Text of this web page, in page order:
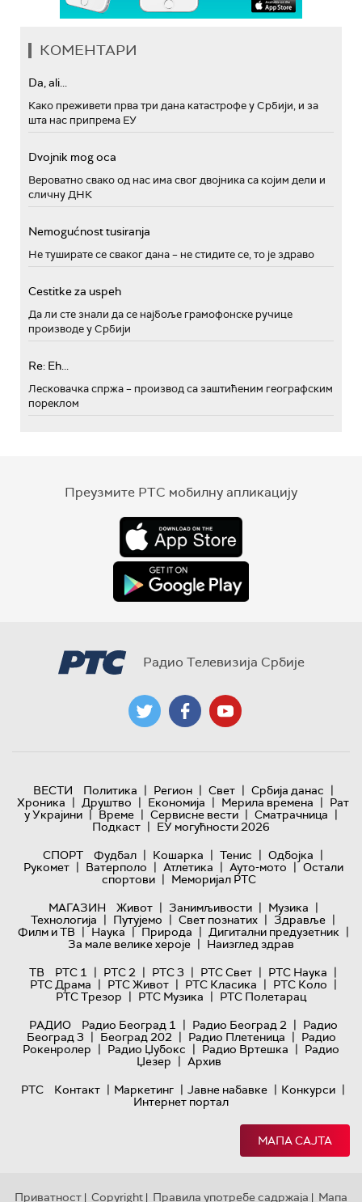
КОМЕНТАРИ
Da, ali...
Како преживети прва три дана катастрофе у Србији, и за
шта нас припрема ЕУ
Dvojnik mog oca
Вероватно свако од нас има свог двојника са којим дели и
сличну ДНК
Nemogućnost tusiranja
Не туширате се сваког дана – не стидите се, то је здраво
Cestitke za uspeh
Да ли сте знали да се најбоље грамофонске ручице
производе у Србији
Re: Eh...
Лесковачка спржа – производ са заштићеним географским
пореклом
Преузмите РТС мобилну апликацију
Радио Телевизија Србије
ВЕСТИ Политика | Регион | Свет | Србија данас |
Хроника | Друштво | Економија | Мерила времена | Рат
у Украјини | Време | Сервисне вести | Сматрачница |
Подкаст | ЕУ могућности 2026
СПОРТ
Фудбал | Кошарка | Тенис | Одбојка |
Рукомет | Ватерполо | Атлетика | Ауто-мото | Остали
спортови | Меморијал РТС
МАГАЗИН
Живот | Занимљивости | Музика |
Технологијa | Путујемо | Свет познатих | Здравље |
Филм и ТВ | Наука | Природа | Дигитални предузетник |
За мале велике хероје | Наизглед здрав
ТВ
РТС 1 | РТС 2 | РТС 3 | РТС Свет | РТС Наука |
РТС Драма | РТС Живот | РТС Класика | РТС Коло |
РТС Трезор | РТС Музика | РТС Полетарац
РАДИО
Радио Београд 1 | Радио Београд 2 | Радио
Београд 3 | Београд 202 | Радио Плетеница | Радио
Рокенролер | Радио Џубокс | Радио Вртешка | Радио
Џезер | Архив
РТС
Контакт | Маркетинг | Јавне набавке | Конкурси |
Интернет портал
МАПА САЈТА
Приватност | Copyright | Правила употребе садржаја | Мапа